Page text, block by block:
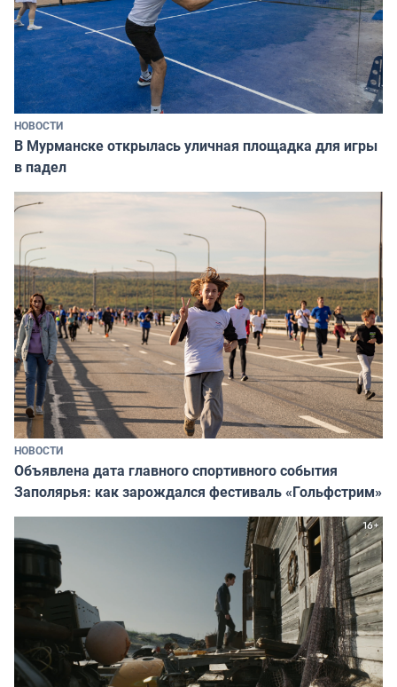
НОВОСТИ
В Мурманске открылась уличная площадка для игры
в падел
НОВОСТИ
Объявлена дата главного спортивного события
Заполярья: как зарождался фестиваль «Гольфстрим»